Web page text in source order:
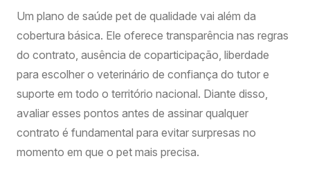
Um plano de saúde pet de qualidade vai além da
cobertura básica. Ele oferece transparência nas regras
do contrato, ausência de coparticipação, liberdade
para escolher o veterinário de confiança do tutor e
suporte em todo o território nacional. Diante disso,
avaliar esses pontos antes de assinar qualquer
contrato é fundamental para evitar surpresas no
momento em que o pet mais precisa.